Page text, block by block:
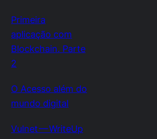
Primeira
aplicação com
Blockchain. Parte
2
O Acesso além do
mundo digital
Vulnet — WriteUp